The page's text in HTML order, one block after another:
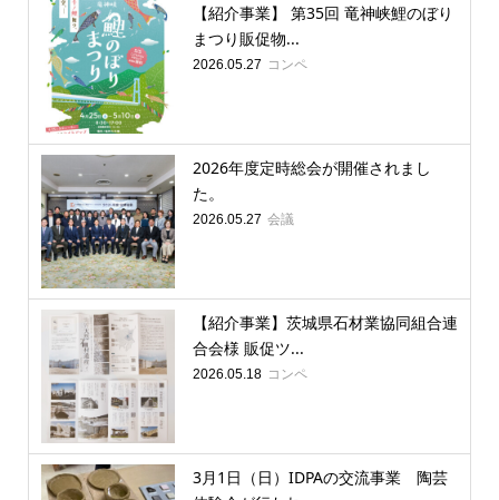
【紹介事業】 第35回 竜神峡鯉のぼり
まつり販促物...
2026.05.27 コンペ
2026年度定時総会が開催されまし
た。
2026.05.27 会議
【紹介事業】茨城県石材業協同組合連
合会様 販促ツ...
2026.05.18 コンペ
3月1日（日）IDPAの交流事業 陶芸